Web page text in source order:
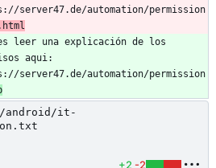
server47.de/automation/permission
leer una explicación de los
aqui:
server47.de/automation/permission
android/it-
+2 -2